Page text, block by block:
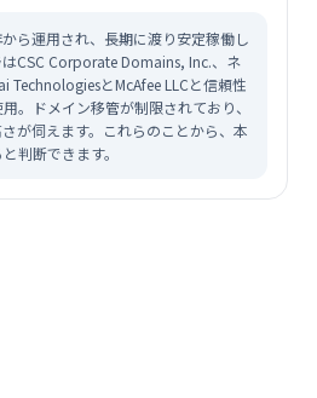
ら運用され、長期に渡り安定稼働し
CSC Corporate Domains, Inc.、ネ
TechnologiesとMcAfee LLCと信頼性
。ドメイン移管が制限されており、
が伺えます。これらのことから、本
判断できます。